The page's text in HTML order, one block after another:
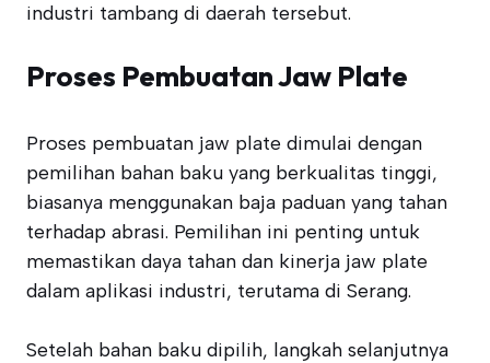
industri tambang di daerah tersebut.
Proses Pembuatan Jaw Plate
Proses pembuatan jaw plate dimulai dengan
pemilihan bahan baku yang berkualitas tinggi,
biasanya menggunakan baja paduan yang tahan
terhadap abrasi. Pemilihan ini penting untuk
memastikan daya tahan dan kinerja jaw plate
dalam aplikasi industri, terutama di Serang.
Setelah bahan baku dipilih, langkah selanjutnya